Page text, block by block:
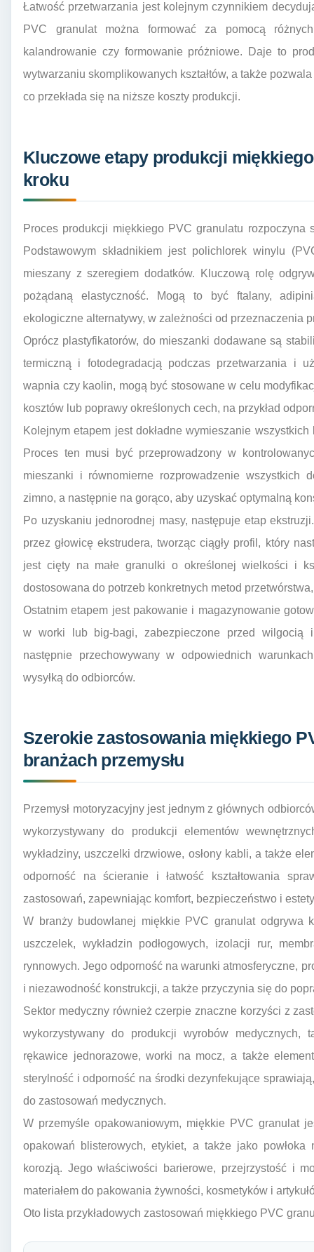
Łatwość przetwarzania jest kolejnym czynnikiem
PVC granulat można formować za pomocą
kalandrowanie czy formowanie próżniowe. Daje to
wytwarzaniu skomplikowanych kształtów, a także
co przekłada się na niższe koszty produkcji.
Kluczowe etapy produkcji
kroku
Proces produkcji miękkiego PVC granulatu rozpoczyna
Podstawowym składnikiem jest polichlorek winylu
mieszany z szeregiem dodatków. Kluczową rolę
pożądaną elastyczność. Mogą to być ftalany,
ekologiczne alternatywy, w zależności od przeznaczenia
Oprócz plastyfikatorów, do mieszanki dodawane są
termiczną i fotodegradacją podczas przetwarzania i
wapnia czy kaolin, mogą być stosowane w celu
kosztów lub poprawy określonych cech, na przykład
Kolejnym etapem jest dokładne wymieszanie
Proces ten musi być przeprowadzony w
mieszanki i równomierne rozprowadzenie wszystkich
zimno, a następnie na gorąco, aby uzyskać optymalną
Po uzyskaniu jednorodnej masy, następuje etap
przez głowicę ekstrudera, tworząc ciągły profil, który
jest cięty na małe granulki o określonej wielkości i
dostosowana do potrzeb konkretnych metod
Ostatnim etapem jest pakowanie i magazynowanie
w worki lub big-bagi, zabezpieczone przed wilgocią
następnie przechowywany w odpowiednich
wysyłką do odbiorców.
Szerokie zastosowania miękkiego
branżach przemysłu
Przemysł motoryzacyjny jest jednym z głównych
wykorzystywany do produkcji elementów
wykładziny, uszczelki drzwiowe, osłony kabli, a także
odporność na ścieranie i łatwość kształtowania
zastosowań, zapewniając komfort, bezpieczeństwo i
W branży budowlanej miękkie PVC granulat odgrywa
uszczelek, wykładzin podłogowych, izolacji rur,
rynnowych. Jego odporność na warunki atmosferyczne,
i niezawodność konstrukcji, a także przyczynia się do
Sektor medyczny również czerpie znaczne korzyści z
wykorzystywany do produkcji wyrobów
rękawice jednorazowe, worki na mocz, a także
sterylność i odporność na środki dezynfekujące
do zastosowań medycznych.
W przemyśle opakowaniowym, miękkie PVC granulat
opakowań blisterowych, etykiet, a także jako
korozją. Jego właściwości barierowe, przejrzystość i
materiałem do pakowania żywności, kosmetyków i
Oto lista przykładowych zastosowań miękkiego PVC